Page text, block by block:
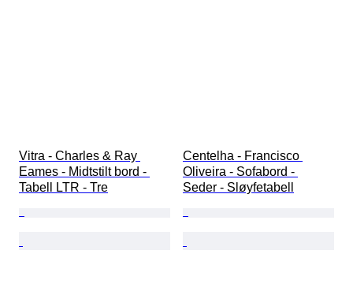
Vitra - Charles & Ray
Eames - Midtstilt bord -
Tabell LTR - Tre
Centelha - Francisco
Oliveira - Sofabord -
Seder - Sløyfetabell